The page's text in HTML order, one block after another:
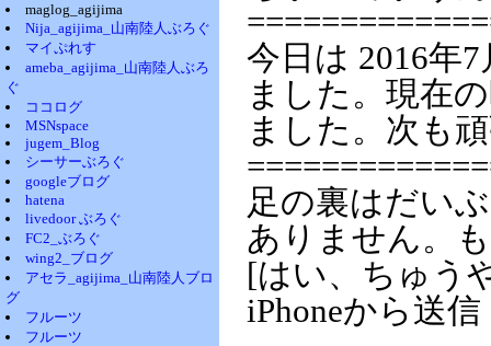
maglog_agijima
Nija_agijima_山南陸人ぶろぐ
マイぷれす
ameba_agijima_山南陸人ぶろ
ぐ
ココログ
MSNspace
jugem_Blog
シーサーぶろぐ
googleブログ
hatena
livedoor ぶろぐ
FC2_ぶろぐ
wing2_ブログ
アセラ_agijima_山南陸人ブロ
グ
フルーツ
フルーツ
今日は 2016年
ました。現在
ました。次も
足の裏はだい
ありません。
[はい、ちゅう
iPhoneから送信